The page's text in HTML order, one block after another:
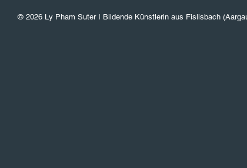
© 2026 Ly Pham Suter I Bildende Künstlerin aus Fislisbach